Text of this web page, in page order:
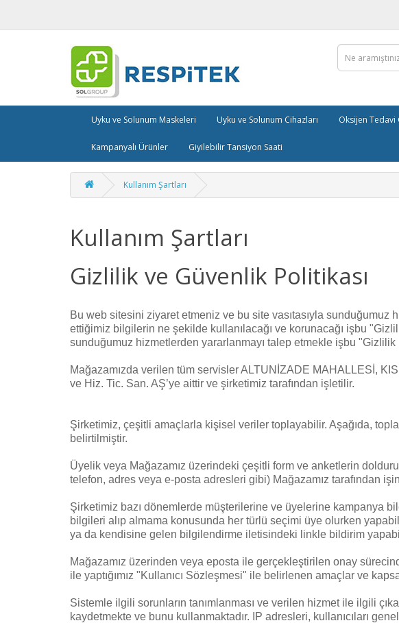
Uyku ve Solunum Maskeleri Uyku ve Solunum Cihazları Oksijen Tedavi
Kampanyalı Ürünler Giyilebilir Tansiyon Saati
Kullanım Şartları
Kullanım Şartları
Gizlilik ve Güvenlik Politikası
Bu web sitesini ziyaret etmeniz ve bu site vasıtasıyla
ettiğimiz bilgilerin ne şekilde kullanılacağı ve korunacağı işbu
sunduğumuz hizmetlerden yararlanmayı talep etmekle işbu
Mağazamızda verilen tüm servisler ALTUNİZADE MAHALLESİ,
ve Hiz. Tic. San. AŞ’ye aittir ve şirketimiz tarafından işletilir.
Şirketimiz, çeşitli amaçlarla kişisel veriler toplayabilir. Aşağıda,
belirtilmiştir.
Üyelik veya Mağazamız üzerindeki çeşitli form ve anketlerin
telefon, adres veya e-posta adresleri gibi) Mağazamız tarafından
Şirketimiz bazı dönemlerde müşterilerine ve üyelerine kampanya
bilgileri alıp almama konusunda her türlü seçimi üye olurken
ya da kendisine gelen bilgilendirme iletisindeki linkle bildirim
Mağazamız üzerinden veya eposta ile gerçekleştirilen onay
ile yaptığımız "Kullanıcı Sözleşmesi" ile belirlenen amaçlar ve
Sistemle ilgili sorunların tanımlanması ve verilen hizmet ile ilgili
kaydetmekte ve bunu kullanmaktadır. IP adresleri, kullanıcıları